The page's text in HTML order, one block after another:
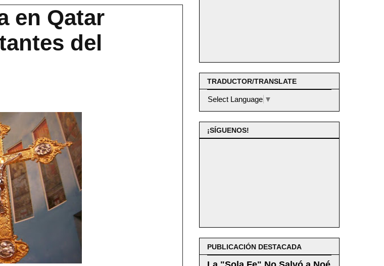
en Qatar
del
TRADUCTOR/TRANSLATE
Select Language ▼
¡SÍGUENOS!
PUBLICACIÓN DESTACADA